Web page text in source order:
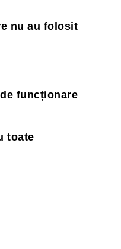
nu au folosit
funcționare
toate